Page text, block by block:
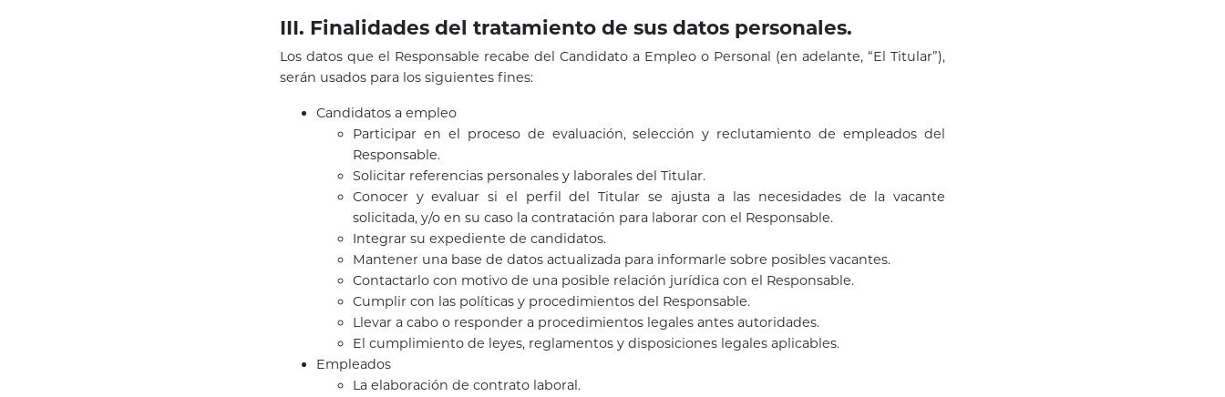
III. Finalidades del tratamiento de sus datos personales.
Los datos que el Responsable recabe del Candidato a Empleo o Personal (en adelante, “El Titular”),
serán usados para los siguientes fines:
Candidatos a empleo
Participar en el proceso de evaluación, selección y reclutamiento de empleados del
Responsable.
Solicitar referencias personales y laborales del Titular.
Conocer y evaluar si el perfil del Titular se ajusta a las necesidades de la vacante
solicitada, y/o en su caso la contratación para laborar con el Responsable.
Integrar su expediente de candidatos.
Mantener una base de datos actualizada para informarle sobre posibles vacantes.
Contactarlo con motivo de una posible relación jurídica con el Responsable.
Cumplir con las políticas y procedimientos del Responsable.
Llevar a cabo o responder a procedimientos legales antes autoridades.
El cumplimiento de leyes, reglamentos y disposiciones legales aplicables.
Empleados
La elaboración de contrato laboral.